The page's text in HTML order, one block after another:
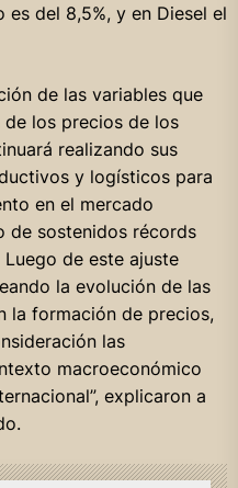
es del 8,5%, y en Diesel el
de las variables que
los precios de los
realizando sus
y logísticos para
en el mercado
de sostenidos récords
de este ajuste
la evolución de las
la formación de precios,
las
macroeconómico
explicaron a